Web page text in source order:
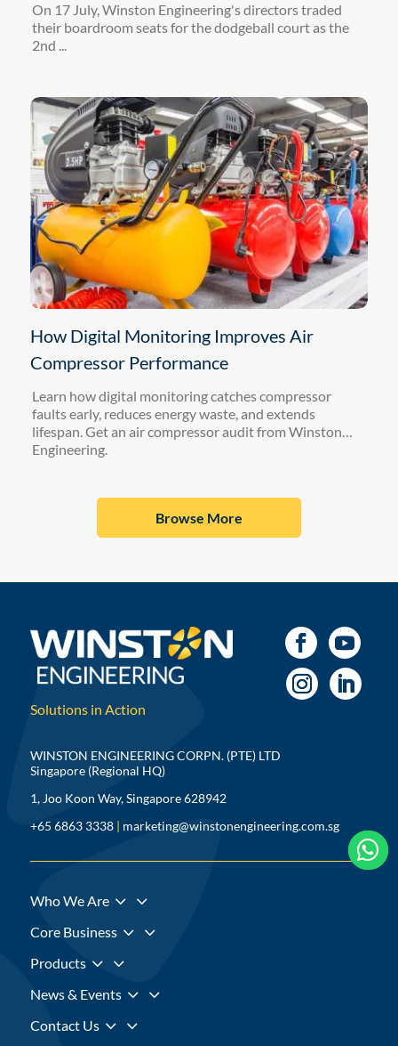
On 17 July, Winston Engineering's directors traded
their boardroom seats for the dodgeball court as the
2nd ...
How Digital Monitoring Improves Air
Compressor Performance
Learn how digital monitoring catches compressor
faults early, reduces energy waste, and extends
lifespan. Get an air compressor audit from Winston
Engineering.
Browse More
Solutions in Action

WINSTON ENGINEERING CORPN. (PTE) LTD
Singapore (Regional HQ)
1, Joo Koon Way, Singapore 628942
+65 6863 3338 | marketing@winstonengineering.com.sg

Who We Are 3
Core Business 3
Products 3
News & Events 3
Contact Us 3
